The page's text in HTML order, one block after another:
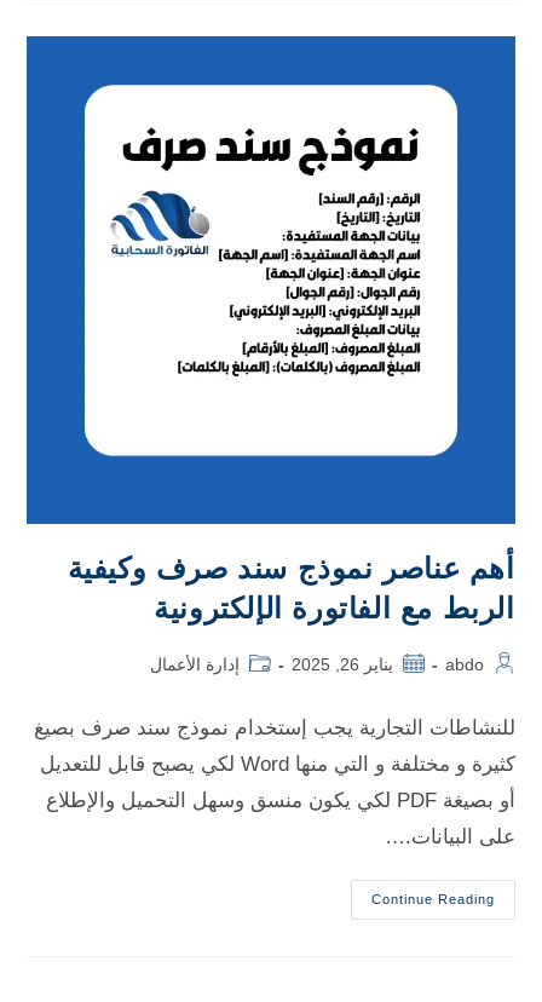
أهم عناصر نموذج سند صرف وكيفية
الربط مع الفاتورة الإلكترونية
abdo يناير 26, 2025 إدارة الأعمال
للنشاطات التجارية يجب إستخدام نموذج سند صرف بصيغ
كثيرة و مختلفة و التي منها Word لكي يصبح قابل للتعديل
أو بصيغة PDF لكي يكون منسق وسهل التحميل والإطلاع
على البيانات.…
Continue Reading